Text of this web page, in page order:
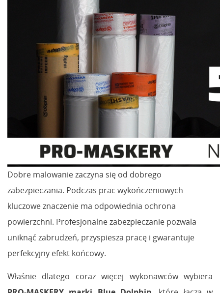
Dobre malowanie zaczyna się od dobrego
zabezpieczania. Podczas prac wykończeniowych
kluczowe znaczenie ma odpowiednia ochrona
powierzchni. Profesjonalne zabezpieczanie pozwala
uniknąć zabrudzeń, przyspiesza pracę i gwarantuje
perfekcyjny efekt końcowy.
Właśnie dlatego coraz więcej wykonawców wybiera